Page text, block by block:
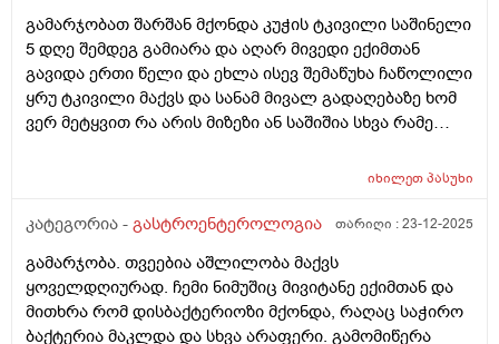
გამარჯობათ შარშან მქონდა კუჭის ტკივილი საშინელი
5 დღე შემდეგ გამიარა და აღარ მივედი ექიმთან
გავიდა ერთი წელი და ეხლა ისევ შემაწუხა ჩაწოლილი
ყრუ ტკივილი მაქვს და სანამ მივალ გადაღებაზე ხომ
ვერ მეტყვით რა არის მიზეზი ან საშიშია სხვა რამე
რომ იცის ტკივილი ეგეთი მაქვს გაზების დაგროვებამ
ხომარ იცის გადატანითი ტკივილი
იხილეთპასუხი
კატეგორია - გასტროენტეროლოგია თარიღი :23-12-2025
გამარჯობა. თვეებია აშლილობა მაქვს
ყოველდღიურად. ჩემი ნიმუშიც მივიტანე ექიმთან და
მითხრა რომ დისბაქტერიოზი მქონდა, რაღაც საჭირო
ბაქტერია მაკლდა და სხვა არაფერი. გამომიწერა